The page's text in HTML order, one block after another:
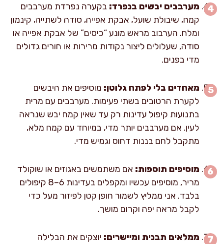
מערבבים יבשים בנפרד: בקערה נפרדת מערבבים
קמח, שיבולת שועל, אבקת אפייה, סודה לשתייה, קינמון
ומלח. הערבוב מראש מונע “כיסים” של אבקת אפייה או
סודה, שעלולים ליצור נקודות מרירות או חורים גדולים
מדי בפנים.
מאחדים בלי לפתח גלוטן: מוסיפים את היבשים
לקערת הרטובים בשתי פעימות. מערבבים עם מרית
בתנועות קיפול עדינות רק עד שאין קמח יבש שנראה
לעין. אם מערבבים יותר מדי, במיוחד עם קמח מלא,
מתקבל לחם בננות דחוס וגמיש מדי.
מוסיפים תוספות: אם משתמשים באגוזים או שוקולד
מריר, מוסיפים עכשיו ומקפלים בעדינות 6–8 קיפולים
בלבד. אני ממליץ לשמור חופן קטן לפיזור מעל כדי
לקבל מראה יפה וקרום מושך.
ממלאים תבנית ומיישרים: יוצקים את הבלילה